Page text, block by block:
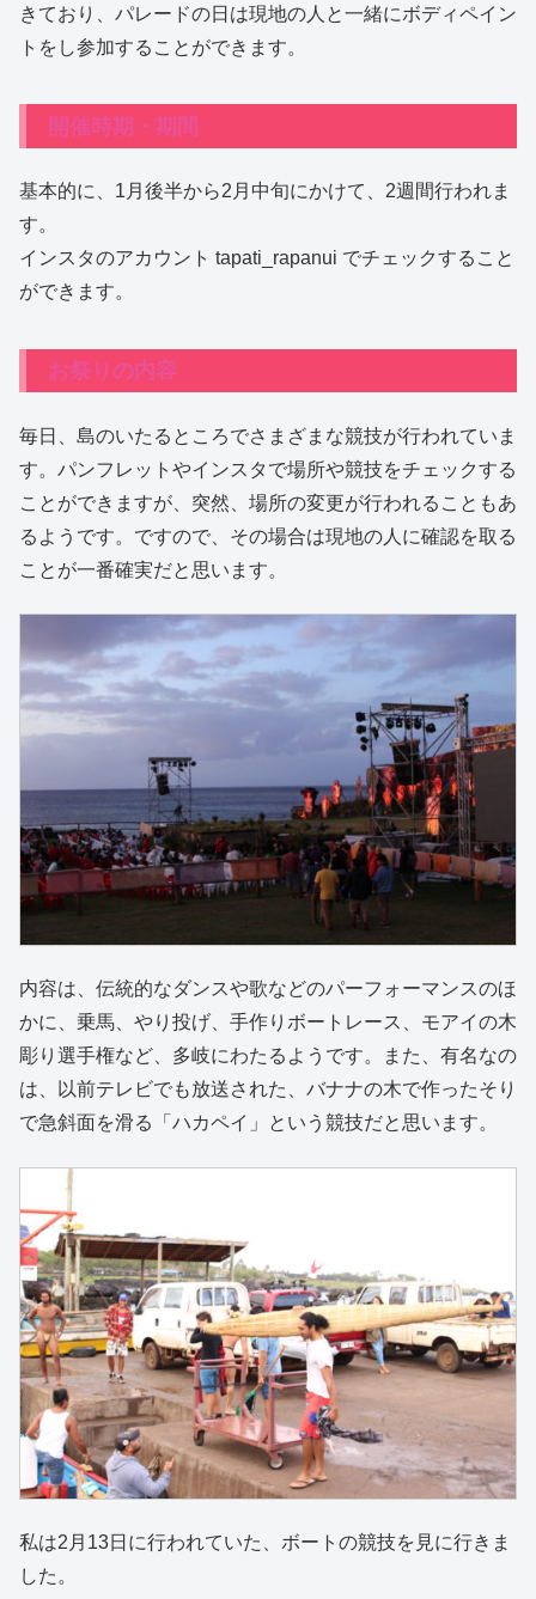
きており、パレードの日は現地の人と一緒にボディペイン
トをし参加することができます。
開催時期・期間
基本的に、1月後半から2月中旬にかけて、2週間行われま
す。
インスタのアカウント tapati_rapanui でチェックすること
ができます。
お祭りの内容
毎日、島のいたるところでさまざまな競技が行われていま
す。パンフレットやインスタで場所や競技をチェックする
ことができますが、突然、場所の変更が行われることもあ
るようです。ですので、その場合は現地の人に確認を取る
ことが一番確実だと思います。
内容は、伝統的なダンスや歌などのパーフォーマンスのほ
かに、乗馬、やり投げ、手作りボートレース、モアイの木
彫り選手権など、多岐にわたるようです。また、有名なの
は、以前テレビでも放送された、バナナの木で作ったそり
で急斜面を滑る「ハカペイ」という競技だと思います。
私は2月13日に行われていた、ボートの競技を見に行きま
した。